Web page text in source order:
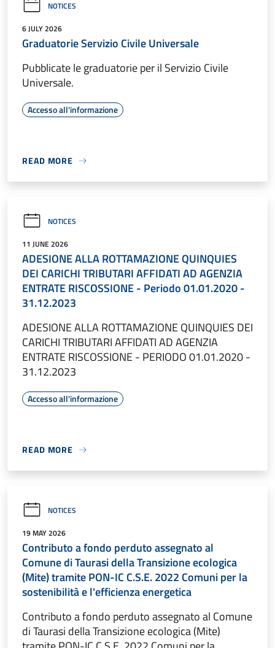
NOTICES
6 JULY 2026
Graduatorie Servizio Civile Universale
Pubblicate le graduatorie per il Servizio Civile
Universale.
Accesso all'informazione
READ MORE
NOTICES
11 JUNE 2026
ADESIONE ALLA ROTTAMAZIONE QUINQUIES
DEI CARICHI TRIBUTARI AFFIDATI AD AGENZIA
ENTRATE RISCOSSIONE - Periodo 01.01.2020 -
31.12.2023
ADESIONE ALLA ROTTAMAZIONE QUINQUIES DEI
CARICHI TRIBUTARI AFFIDATI AD AGENZIA
ENTRATE RISCOSSIONE - PERIODO 01.01.2020 -
31.12.2023
Accesso all'informazione
READ MORE
NOTICES
19 MAY 2026
Contributo a fondo perduto assegnato al
Comune di Taurasi della Transizione ecologica
(Mite) tramite PON-IC C.S.E. 2022 Comuni per la
sostenibilità e l'efficienza energetica
Contributo a fondo perduto assegnato al Comune
di Taurasi della Transizione ecologica (Mite)